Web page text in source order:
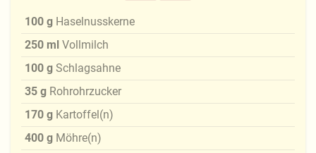
100 g Haselnusskerne
250 ml Vollmilch
100 g Schlagsahne
35 g Rohrohrzucker
170 g Kartoffel(n)
400 g Möhre(n)